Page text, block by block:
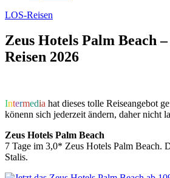
LOS-Reisen
Zeus Hotels Palm Beach
Reisen 2026
Intermedia hat dieses tolle Reiseangebot
könenn sich jederzeit ändern, daher nicht
Zeus Hotels Palm Beach
7 Tage im 3,0* Zeus Hotels Palm Beach.
Stalis.